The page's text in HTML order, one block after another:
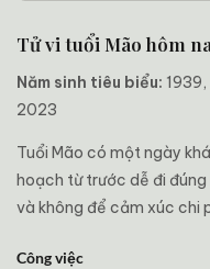
Tử vi tuổi Mão hôm
Năm sinh tiêu biểu: 1939,
2023
Tuổi Mão có một ngày
hoạch từ trước dễ đi đúng
và không để cảm xúc chi
Công việc